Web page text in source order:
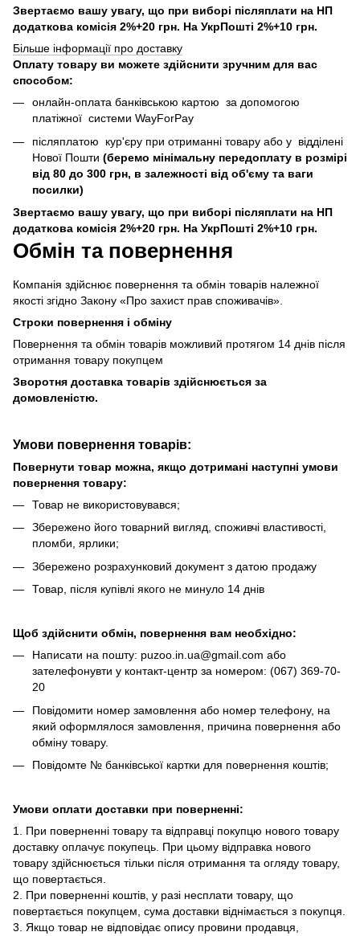
Звертаємо вашу увагу, що при виборі післяплати на НП
додаткова комісія 2%+20 грн. На УкрПошті 2%+10 грн.
Більше інформації про доставку
Оплату товару ви можете здійснити зручним для вас
способом:
онлайн-оплата банківською картою за допомогою
платіжної системи WayForPay
післяплатою кур'єру при отриманні товару або у відділені
Нової Пошти (беремо мінімальну передоплату в розмірі
від 80 до 300 грн, в залежності від об'єму та ваги
посилки)
Звертаємо вашу увагу, що при виборі післяплати на НП
додаткова комісія 2%+20 грн. На УкрПошті 2%+10 грн.
Обмін та повернення
Компанія здійснює повернення та обмін товарів належної
якості згідно Закону «Про захист прав споживачів».
Строки повернення і обміну
Повернення та обмін товарів можливий протягом 14 днів після
отримання товару покупцем
Зворотня доставка товарів здійснюється за
домовленістю.
Умови повернення товарів:
Повернути товар можна, якщо дотримані наступні умови
повернення товару:
Товар не використовувався;
Збережено його товарний вигляд, споживчі властивості,
пломби, ярлики;
Збережено розрахунковий документ з датою продажу
Товар, після купівлі якого не минуло 14 днів
Щоб здійснити обмін, повернення вам необхідно:
Написати на пошту: puzoo.in.ua@gmail.com або
зателефонувти у контакт-центр за номером: (067) 369-70-
20
Повідомити номер замовлення або номер телефону, на
який оформлялося замовлення, причина повернення або
обміну товару.
Повідомте № банківської картки для повернення коштів;
Умови оплати доставки при поверненні:
1. При поверненні товару та відправці покупцю нового товару
доставку оплачує покупець. При цьому відправка нового
товару здійснюється тільки після отримання та огляду товару,
що повертається.
2. При поверненні коштів, у разі несплати товару, що
повертається покупцем, сума доставки віднімається з покупця.
3. Якщо товар не відповідає опису провини продавця,